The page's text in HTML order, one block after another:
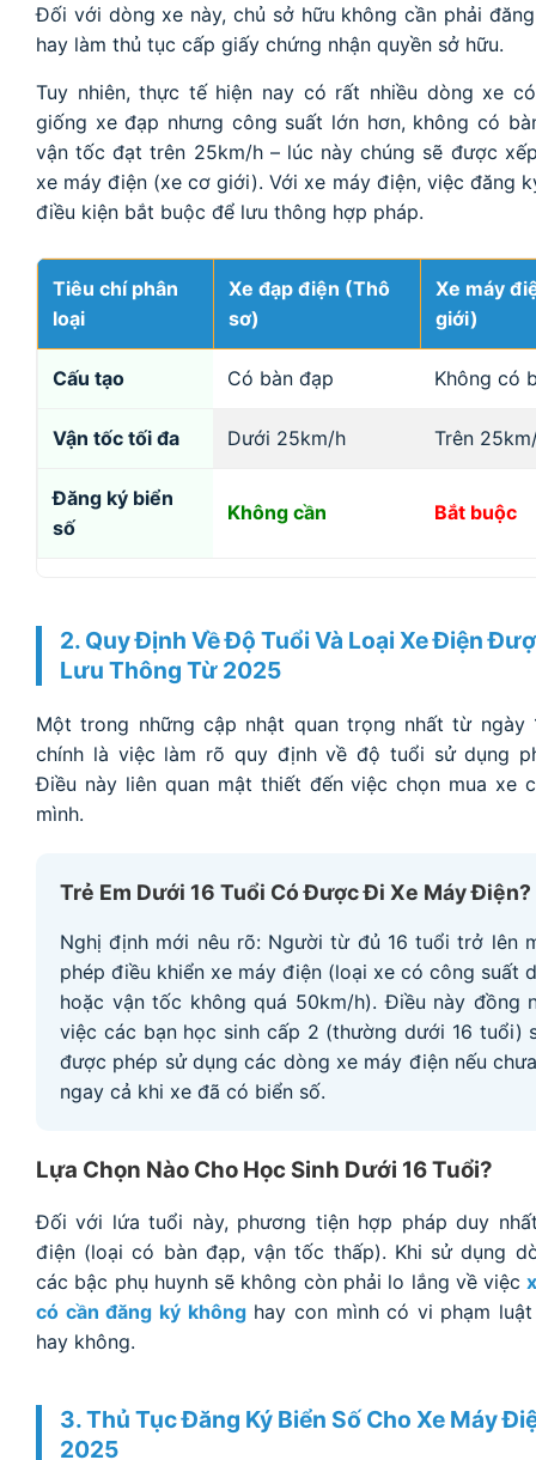
Đối với dòng xe này, chủ sở hữu không cần phải
hay làm thủ tục cấp giấy chứng nhận quyền sở hữu.
Tuy nhiên, thực tế hiện nay có rất nhiều dòng xe
giống xe đạp nhưng công suất lớn hơn, không có
vận tốc đạt trên 25km/h – lúc này chúng sẽ được
xe máy điện (xe cơ giới). Với xe máy điện, việc đăng
điều kiện bắt buộc để lưu thông hợp pháp.
Tiêu chí phân
loại
Xe đạp điện (Thô
sơ)
Xe máy
giới)
Cấu tạo Có bàn đạp Không có
Vận tốc tối đa Dưới 25km/h Trên
Đăng ký biển
số
Không cần Bắt buộc
2. Quy Định Về Độ Tuổi Và Loại Xe Điện
Lưu Thông Từ 2025
Một trong những cập nhật quan trọng nhất từ ngày
chính là việc làm rõ quy định về độ tuổi sử dụng
Điều này liên quan mật thiết đến việc chọn mua xe
mình.
Trẻ Em Dưới 16 Tuổi Có Được Đi Xe Máy Điện?
Nghị định mới nêu rõ: Người từ đủ 16 tuổi trở lên
phép điều khiển xe máy điện (loại xe có công suất
hoặc vận tốc không quá 50km/h). Điều này đồng
việc các bạn học sinh cấp 2 (thường dưới 16 tuổi)
được phép sử dụng các dòng xe máy điện nếu
ngay cả khi xe đã có biển số.
Lựa Chọn Nào Cho Học Sinh Dưới 16 Tuổi?
Đối với lứa tuổi này, phương tiện hợp pháp duy
điện (loại có bàn đạp, vận tốc thấp). Khi sử dụng
các bậc phụ huynh sẽ không còn phải lo lắng về việc
có cần đăng ký khônghay con mình có vi phạm
hay không.
3. Thủ Tục Đăng Ký Biển Số Cho Xe Máy
2025